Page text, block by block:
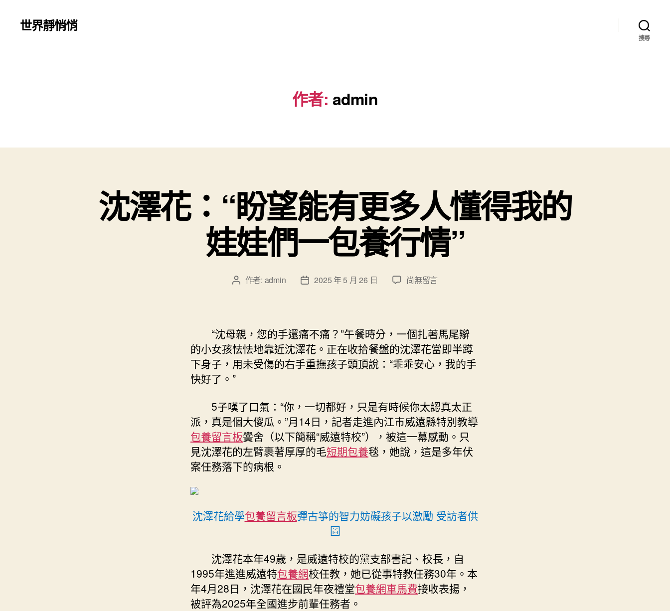
世界靜悄悄
搜尋
作者: admin
沈澤花：“盼望能有更多人懂得我的
娃娃們一包養行情”
文 作者: admin
文
日
期
2025 年 5 月 26 日
在
“盼
望
能
有
人
懂
得
我
的
娃
養
中
尚無留言
“沈母親，您的手還痛不痛？”午餐時分，一個扎著馬尾辮
的小女孩怯怯地靠近沈澤花。正在收拾餐盤的沈澤花當即半蹲
下身子，用未受傷的右手重撫孩子頭頂說：“乖乖安心，我的手
快好了。”
5子嘆了口氣：“你，一切都好，只是有時候你太認真太正
派，真是個大傻瓜。”月14日，記者走進內江市威遠縣特別教導
包養留言板黌舍（以下簡稱“威遠特校”），被這一幕感動。只
見沈澤花的左臂裹著厚厚的毛短期包養毯，她說，這是多年伏
案任務落下的病根。
沈澤花給學包養留言板彈古箏的智力妨礙孩子以激勵 受訪者供
圖
沈澤花本年49歲，是威遠特校的黨支部書記、校長，自
1995年進進威遠特包養網校任教，她已從事特教任務30年。本
年4月28日，沈澤花在國民年夜禮堂包養網車馬費接收表揚，
被評為2025年全國進步前輩任務者。